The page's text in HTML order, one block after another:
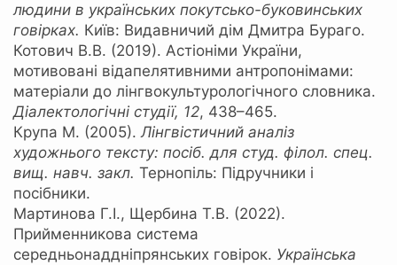
людини в українських покутсько-буковинських
говірках. Київ: Видавничий дім Дмитра Бураго.
Котович В.В. (2019). Астіоніми України,
мотивовані відапелятивними антропонімами:
матеріали до лінгвокультурологічного словника.
Діалектологічні студії, 12, 438–465.
Крупа М. (2005).Лінгвістичний аналіз
художнього тексту: посіб. для студ. філол. спец.
вищ. навч. закл. Тернопіль: Підручники і
посібники.
Мартинова Г.І., Щербина Т.В. (2022).
Прийменникова система
середньонаддніпрянських говірок. Українська